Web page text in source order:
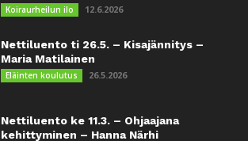
Koiraurheilun ilo 12.6.2026
Nettiluento ti 26.5. – Kisajännitys –
Maria Matilainen
Eläinten koulutus 26.5.2026
Nettiluento ke 11.3. – Ohjaajana
kehittyminen – Hanna Närhi